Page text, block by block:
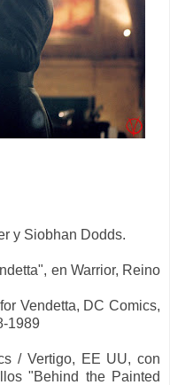
y Siobhan Dodds.
en Warrior, Reino
Vendetta, DC Comics,
1989
/ Vertigo, EE UU, con
"Behind the Painted